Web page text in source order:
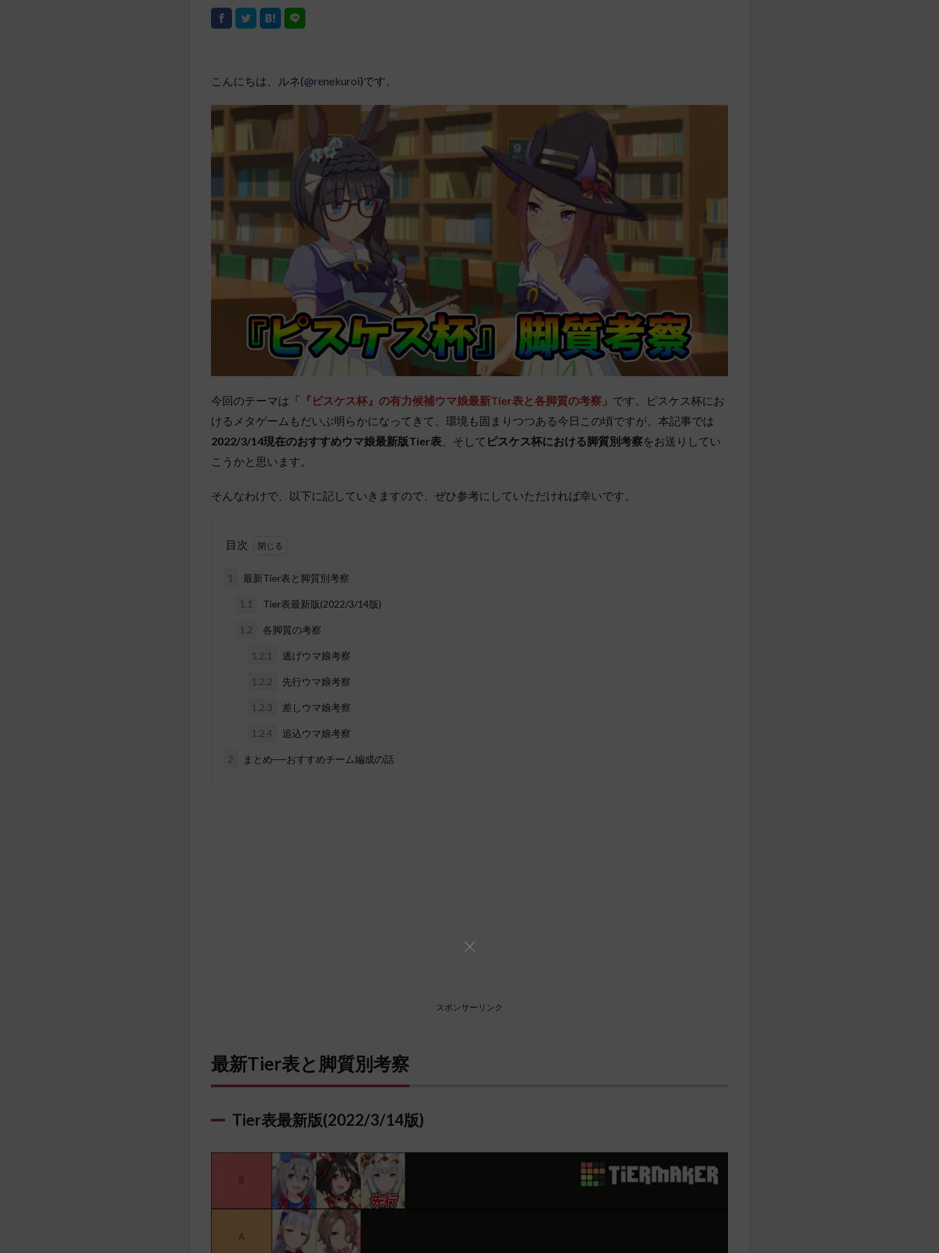
こんにちは、ルネ(@renekuroi)です。
今回のテーマは 「『ピスケス杯』の有力候補ウマ娘最新Tier表と各脚質の考察」 です。ピスケス杯にお
けるメタゲームもだいぶ明らかになってきて、環境も固まりつつある今日この頃ですが、本記事では
2022/3/14現在のおすすめウマ娘最新版Tier表 、そして ピスケス杯における脚質別考察をお送りしてい
こうかと思います。
そんなわけで、以下に記していきますので、ぜひ参考にしていただければ幸いです。
目次
1 最新Tier表と脚質別考察
1.1 Tier表最新版(2022/3/14版)
1.2 各脚質の考察
1.2.1 逃げウマ娘考察
1.2.2 先行ウマ娘考察
1.2.3 差しウマ娘考察
1.2.4 追込ウマ娘考察
2 まとめ──おすすめチーム編成の話
スポンサーリンク
最新Tier表と脚質別考察
Tier表最新版(2022/3/14版)